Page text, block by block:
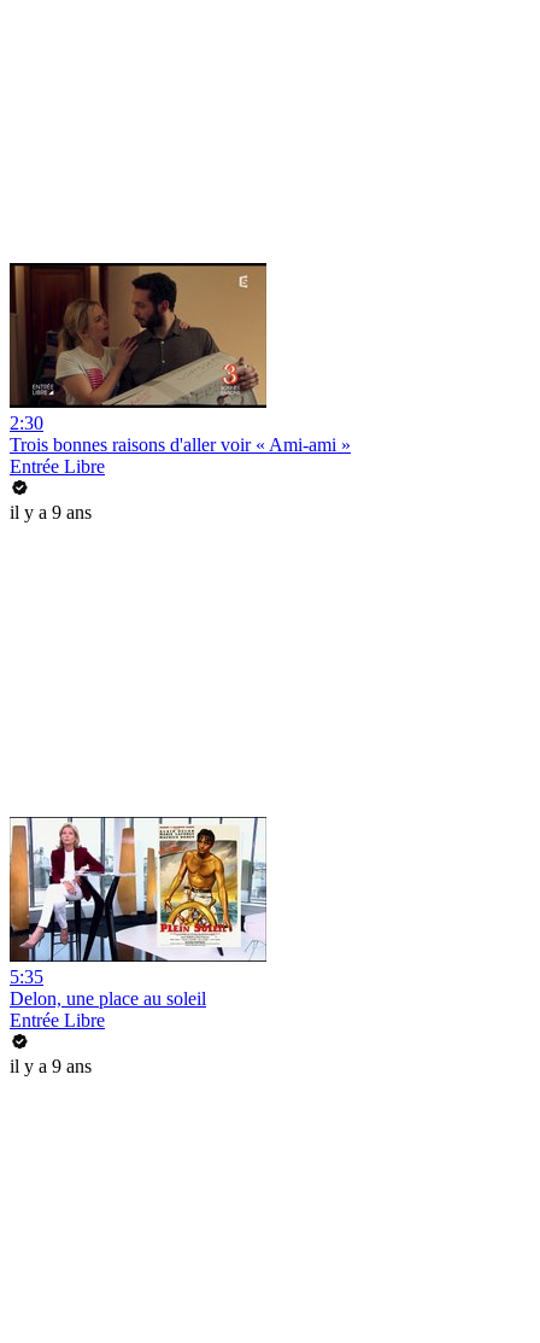
2:30
Trois bonnes raisons d'aller voir « Ami-ami »
Entrée Libre
il y a 9 ans
5:35
Delon, une place au soleil
Entrée Libre
il y a 9 ans